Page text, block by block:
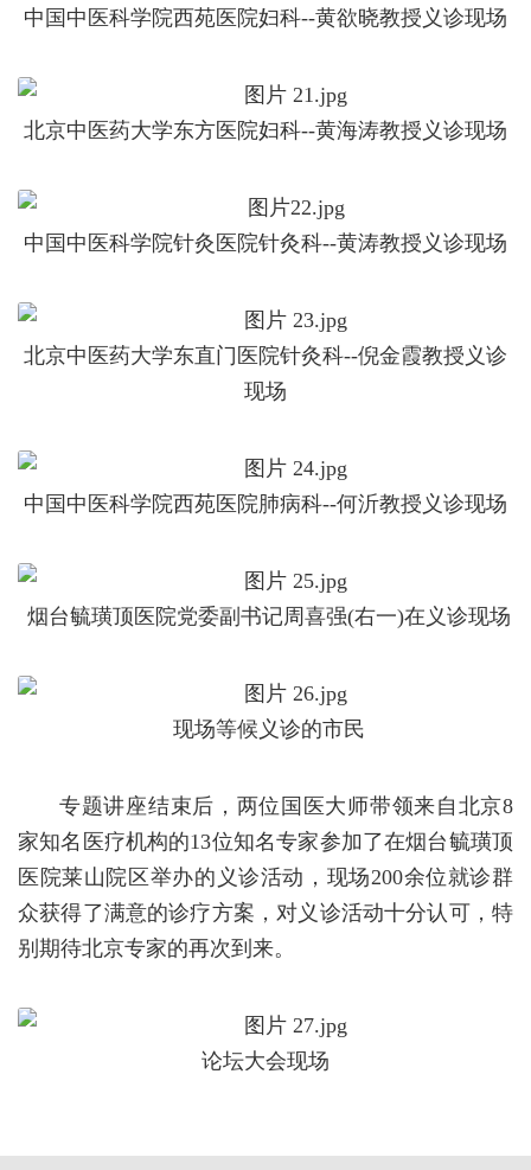
中国中医科学院西苑医院妇科--黄欲晓教授义诊现场
北京中医药大学东方医院妇科--黄海涛教授义诊现场
中国中医科学院针灸医院针灸科--黄涛教授义诊现场
北京中医药大学东直门医院针灸科--倪金霞教授义诊
现场
中国中医科学院西苑医院肺病科--何沂教授义诊现场
烟台毓璜顶医院党委副书记周喜强(右一)在义诊现场
现场等候义诊的市民
专题讲座结束后，两位国医大师带领来自北京8
家知名医疗机构的13位知名专家参加了在烟台毓璜顶
医院莱山院区举办的义诊活动，现场200余位就诊群
众获得了满意的诊疗方案，对义诊活动十分认可，特
别期待北京专家的再次到来。
论坛大会现场